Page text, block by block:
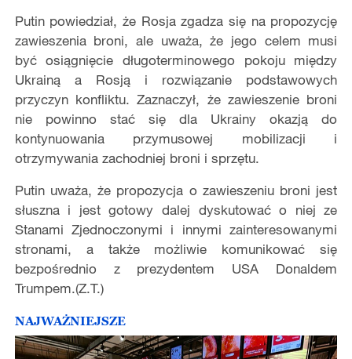
Putin powiedział, że Rosja zgadza się na propozycję
zawieszenia broni, ale uważa, że jego celem musi
być osiągnięcie długoterminowego pokoju między
Ukrainą a Rosją i rozwiązanie podstawowych
przyczyn konfliktu. Zaznaczył, że zawieszenie broni
nie powinno stać się dla Ukrainy okazją do
kontynuowania przymusowej mobilizacji i
otrzymywania zachodniej broni i sprzętu.
Putin uważa, że propozycja o zawieszeniu broni jest
słuszna i jest gotowy dalej dyskutować o niej ze
Stanami Zjednoczonymi i innymi zainteresowanymi
stronami, a także możliwie komunikować się
bezpośrednio z prezydentem USA Donaldem
Trumpem.(Z.T.)
NAJWAŻNIEJSZE